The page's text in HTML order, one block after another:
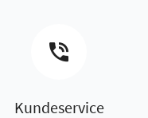
Kundeservice